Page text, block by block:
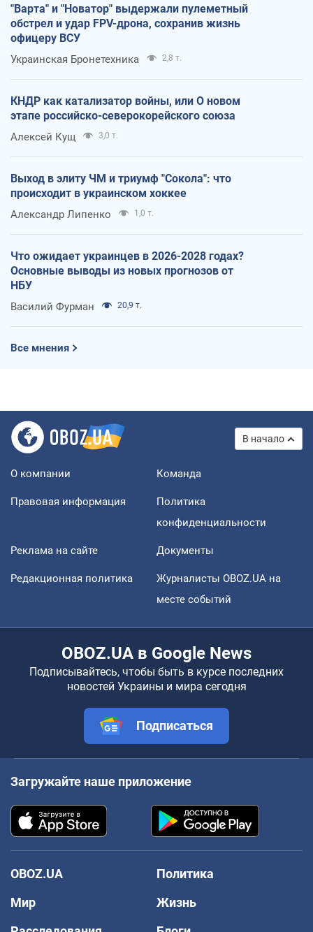
"Варта" и "Новатор" выдержали пулеметный
обстрел и удар FPV-дрона, сохранив жизнь
офицеру ВСУ
Украинская Бронетехника 2,8 т.
КНДР как катализатор войны, или О новом
этапе российско-северокорейского союза
Алексей Кущ 3,0 т.
Выход в элиту ЧМ и триумф "Сокола": что
происходит в украинском хоккее
Александр Липенко 1,0 т.
Что ожидает украинцев в 2026-2028 годах?
Основные выводы из новых прогнозов от
НБУ
Василий Фурман 20,9 т.
Все мнения
В начало
О компании Команда
Правовая информация
Политика
конфиденциальности
Реклама на сайте Документы
Редакционная политика
Журналисты OBOZ.UA на
месте событий
OBOZ.UA в Google News
Подписывайтесь, чтобы быть в курсе последних
новостей Украины и мира сегодня
Подписаться
Загружайте наше приложение
OBOZ.UA
Политика
Мир
Жизнь